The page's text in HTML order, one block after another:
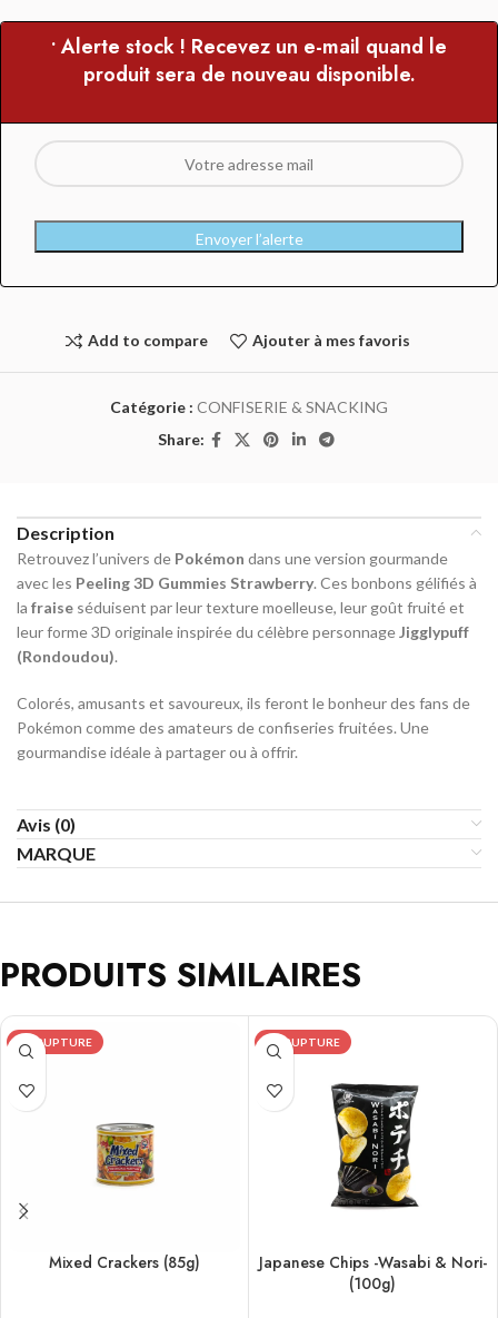
• Alerte stock ! Recevez un e-mail quand le
produit sera de nouveau disponible.
Envoyer l’alerte
Add to compare Ajouter à mes favoris
Catégorie : CONFISERIE & SNACKING
Share:
Description
Retrouvez l’univers de Pokémon dans une version gourmande
avec les Peeling 3D Gummies Strawberry. Ces bonbons gélifiés à
la fraise séduisent par leur texture moelleuse, leur goût fruité et
leur forme 3D originale inspirée du célèbre personnageJigglypuff
(Rondoudou).
Colorés, amusants et savoureux, ils feront le bonheur des fans de
Pokémon comme des amateurs de confiseries fruitées. Une
gourmandise idéale à partager ou à offrir.
Avis (0)
MARQUE
PRODUITS SIMILAIRES
EN RUPTURE
Mixed Crackers (85g)
EN RUPTURE
Japanese Chips -Wasabi & Nori-
(100g)